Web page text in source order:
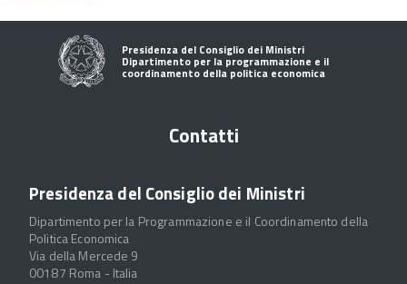
Presidenza del Consiglio dei Ministri
Dipartimento per la programmazione e il
coordinamento della politica economica
Contatti
Presidenza del Consiglio dei Ministri
Dipartimento per la Programmazione e il Coordinamento della
Politica Economica
Via della Mercede 9
00187 Roma - Italia